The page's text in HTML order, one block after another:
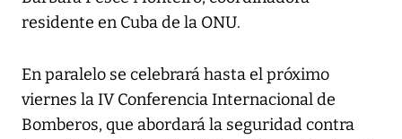
residente en Cuba de la ONU.
En paralelo se celebrará hasta el próximo
viernes la IV Conferencia Internacional de
Bomberos, que abordará la seguridad contra